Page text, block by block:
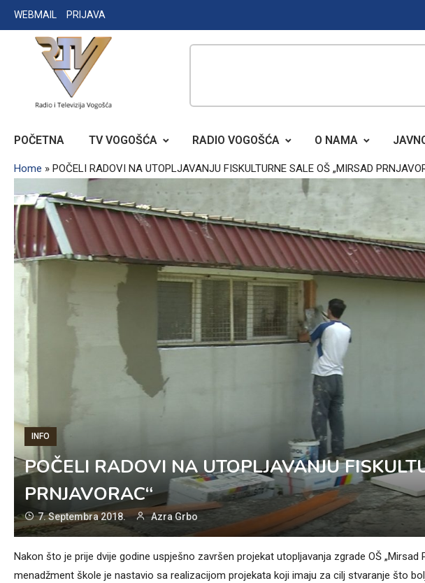
Skip
to
WEBMAIL PRIJAVA
RADIO TELEVIZIJA VOGOŠĆA
POČETNA TV VOGOŠĆA RADIO VOGOŠĆA O NAMA
Home » POČELI RADOVI NA UTOPLJAVANJU FISKULTURNE SALE OŠ „MIRSAD
INFO
POČELI RADOVI NA UTOPLJAVANJU
PRNJAVORAC“
7. Septembra 2018. Azra Grbo
Nakon što je prije dvije godine uspješno završen projekat utopljavanja zgrade OŠ „Mirsad
menadžment škole je nastavio sa realizacijom projekata koji imaju za cilj stvaranje što